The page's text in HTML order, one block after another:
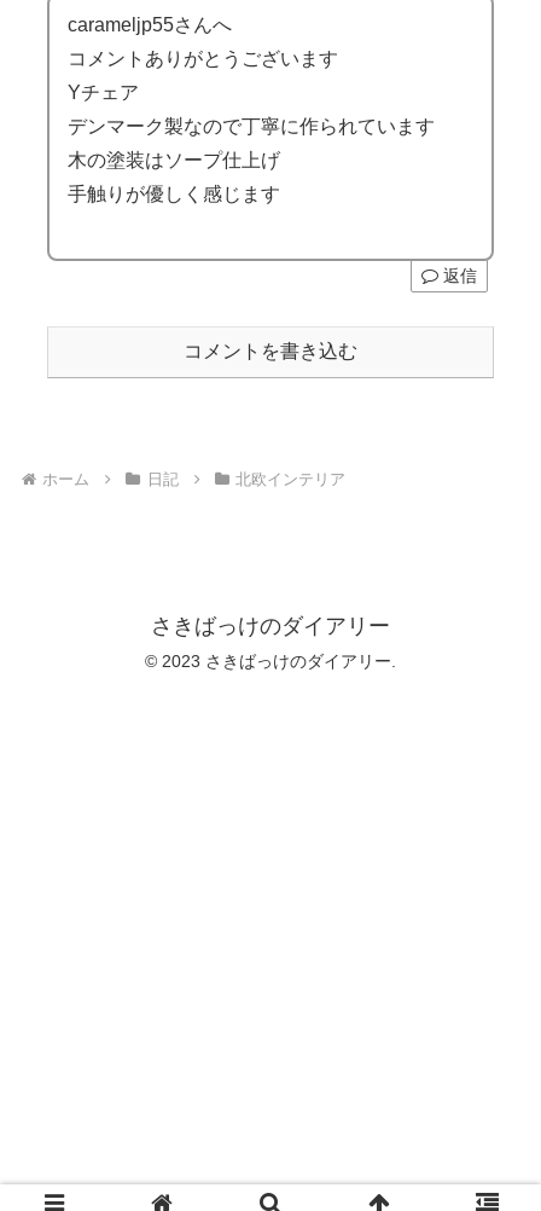
carameljp55さんへ
コメントありがとうございます
Yチェア
デンマーク製なので丁寧に作られています
木の塗装はソープ仕上げ
手触りが優しく感じます
返信
コメントを書き込む
ホーム 日記 北欧インテリア
さきばっけのダイアリー
© 2023 さきばっけのダイアリー.